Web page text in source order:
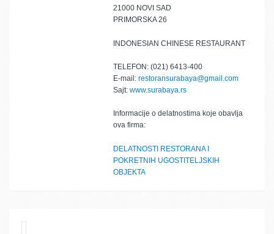
21000 NOVI SAD
PRIMORSKA 26
INDONESIAN CHINESE RESTAURANT
TELEFON: (021) 6413-400
E-mail: restoransurabaya@gmail.com
Sajt: www.surabaya.rs
Informacije o delatnostima koje obavlja
ova firma:
DELATNOSTI RESTORANA I
POKRETNIH UGOSTITELJSKIH
OBJEKTA